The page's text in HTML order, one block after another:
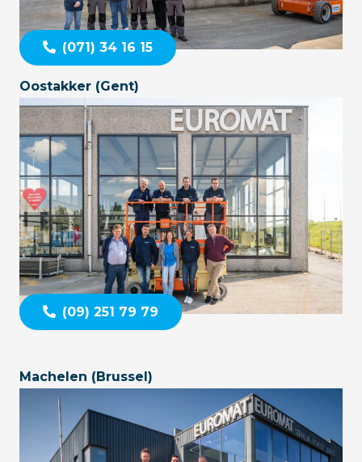
(071) 34 16 15
Oostakker (Gent)
(09) 251 79 79
Machelen (Brussel)